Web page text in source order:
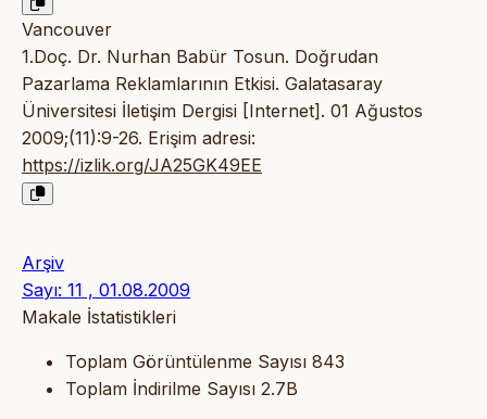
Vancouver
1.Doç. Dr. Nurhan Babür Tosun. Doğrudan
Pazarlama Reklamlarının Etkisi. Galatasaray
Üniversitesi İletişim Dergisi [Internet]. 01 Ağustos
2009;(11):9-26. Erişim adresi:
https://izlik.org/JA25GK49EE
Arşiv
Sayı: 11 , 01.08.2009
Makale İstatistikleri
Toplam Görüntülenme Sayısı 843
Toplam İndirilme Sayısı 2.7B